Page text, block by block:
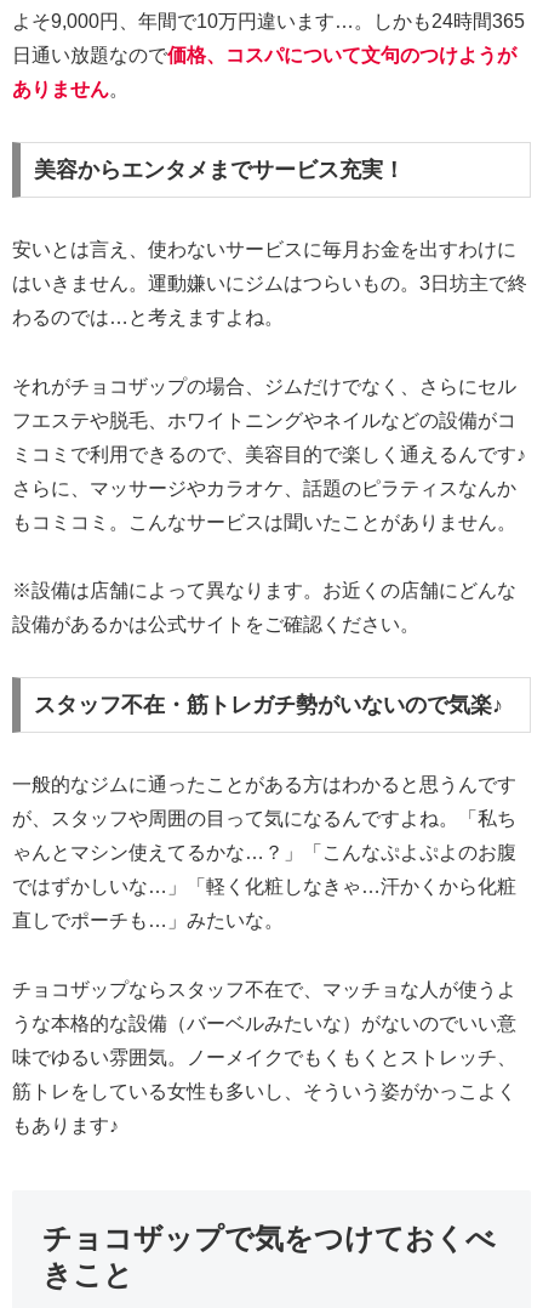
よそ9,000円、年間で10万円違います…。しかも24時間365
日通い放題なので価格、コスパについて文句のつけようが
ありません。
美容からエンタメまでサービス充実！
安いとは言え、使わないサービスに毎月お金を出すわけに
はいきません。運動嫌いにジムはつらいもの。3日坊主で終
わるのでは…と考えますよね。
それがチョコザップの場合、ジムだけでなく、さらにセル
フエステや脱毛、ホワイトニングやネイルなどの設備がコ
ミコミで利用できるので、美容目的で楽しく通えるんです♪
さらに、マッサージやカラオケ、話題のピラティスなんか
もコミコミ。こんなサービスは聞いたことがありません。
※設備は店舗によって異なります。お近くの店舗にどんな
設備があるかは公式サイトをご確認ください。
スタッフ不在・筋トレガチ勢がいないので気楽♪
一般的なジムに通ったことがある方はわかると思うんです
が、スタッフや周囲の目って気になるんですよね。「私ち
ゃんとマシン使えてるかな…？」「こんなぷよぷよのお腹
ではずかしいな…」「軽く化粧しなきゃ…汗かくから化粧
直しでポーチも…」みたいな。
チョコザップならスタッフ不在で、マッチョな人が使うよ
うな本格的な設備（バーベルみたいな）がないのでいい意
味でゆるい雰囲気。ノーメイクでもくもくとストレッチ、
筋トレをしている女性も多いし、そういう姿がかっこよく
もあります♪
チョコザップで気をつけておくべ
きこと